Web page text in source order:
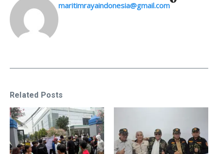
maritimrayaindonesia@gmail.com
Related Posts